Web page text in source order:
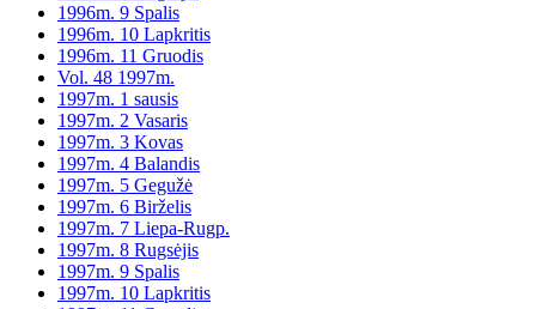
1996m. 9 Spalis
1996m. 10 Lapkritis
1996m. 11 Gruodis
Vol. 48 1997m.
1997m. 1 sausis
1997m. 2 Vasaris
1997m. 3 Kovas
1997m. 4 Balandis
1997m. 5 Gegužė
1997m. 6 Birželis
1997m. 7 Liepa-Rugp.
1997m. 8 Rugsėjis
1997m. 9 Spalis
1997m. 10 Lapkritis